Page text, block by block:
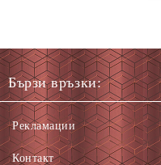
Бързи връзки:
Рекламации
Контакт